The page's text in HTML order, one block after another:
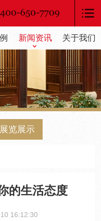
新闻资讯 关于我们
展览展示
的生活态度
16:12:30